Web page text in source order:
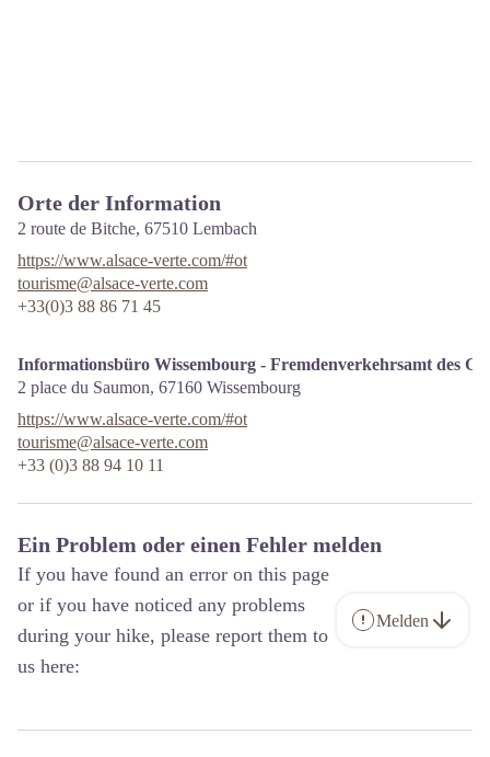
Orte der Information
2 route de Bitche, 67510 Lembach
https://www.alsace-verte.com/#ot
tourisme@alsace-verte.com
+33(0)3 88 86 71 45
Informationsbüro Wissembourg - Fremdenverkehrsamt des
2 place du Saumon, 67160 Wissembourg
https://www.alsace-verte.com/#ot
tourisme@alsace-verte.com
+33 (0)3 88 94 10 11
Ein Problem oder einen Fehler melden
If you have found an error on this page
or if you have noticed any problems
during your hike, please report them to
us here:
Melden